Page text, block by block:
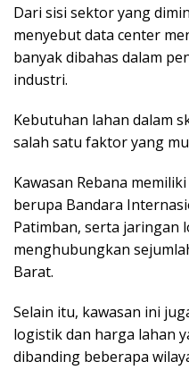
Dari sisi sektor yang
menyebut data center
banyak dibahas dalam
industri.
Kebutuhan lahan dalam
salah satu faktor yang
Kawasan Rebana
berupa Bandara
Patimban, serta jaringan
menghubungkan
Barat.
Selain itu, kawasan ini
logistik dan harga lahan
dibanding beberapa